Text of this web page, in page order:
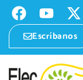
Escríbanos